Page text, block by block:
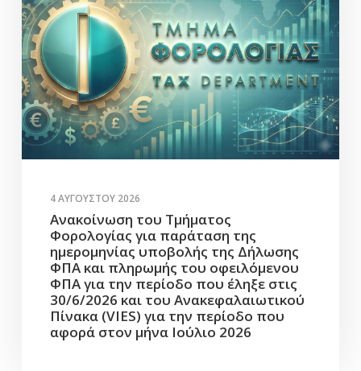
4 ΑΥΓΟΎΣΤΟΥ 2026
Ανακοίνωση του Τμήματος
Φορολογίας για παράταση της
ημερομηνίας υποβολής της Δήλωσης
ΦΠΑ και πληρωμής του οφειλόμενου
ΦΠΑ για την περίοδο που έληξε στις
30/6/2026 και του Ανακεφαλαιωτικού
Πίνακα (VIES) για την περίοδο που
αφορά στον μήνα Ιούλιο 2026